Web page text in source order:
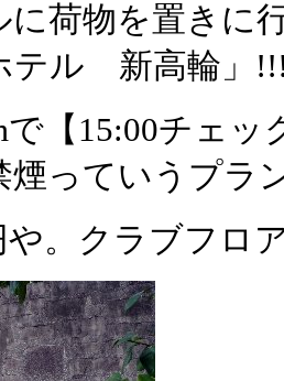
荷物を置きに
テル 新高輪
で【15:00チェ
煙っていうプラ
。クラブフロ